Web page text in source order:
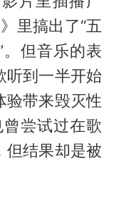
里搞出了“五
但音乐的表
听到一半开始
验带来毁灭性
尝试过在歌
但结果却是被